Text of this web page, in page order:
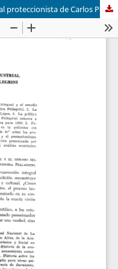
El pensamiento económico industrial proteccionista de Carlos Pellegrini